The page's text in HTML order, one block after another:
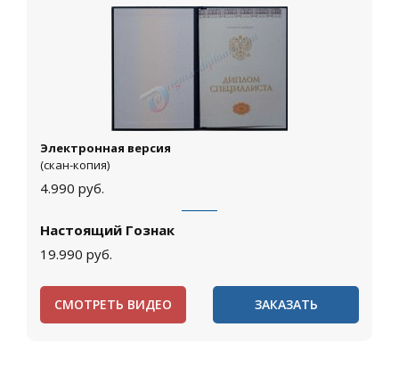
Электронная версия
(скан-копия)
4.990 руб.
Настоящий Гознак
19.990 руб.
СМОТРЕТЬ ВИДЕО ЗАКАЗАТЬ